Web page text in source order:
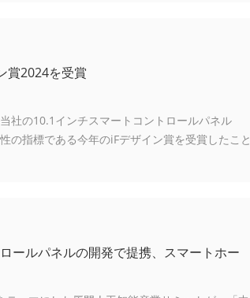
賞2024を受賞
社の10.1インチスマートコントロールパネル
の指標である今年のiFデザイン賞を受賞したこと
テゴリーは「ビルディングテクノロジー」で
ールパネルの開発で提携、スマートホー